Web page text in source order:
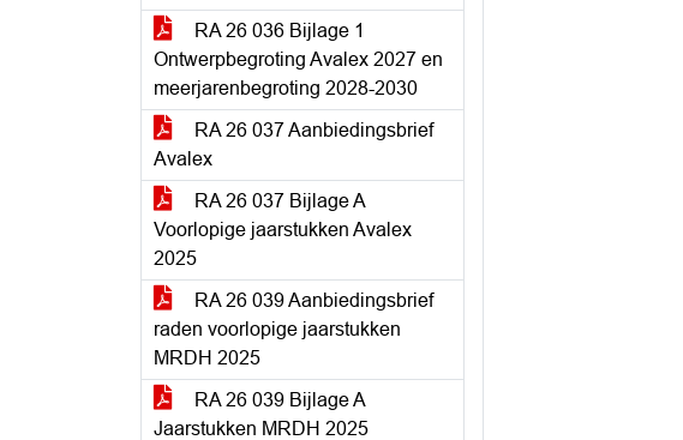
RA 26 036 Bijlage 1
Ontwerpbegroting Avalex 2027 en
meerjarenbegroting 2028-2030
RA 26 037 Aanbiedingsbrief
Avalex
RA 26 037 Bijlage A
Voorlopige jaarstukken Avalex
2025
RA 26 039 Aanbiedingsbrief
raden voorlopige jaarstukken
MRDH 2025
RA 26 039 Bijlage A
Jaarstukken MRDH 2025